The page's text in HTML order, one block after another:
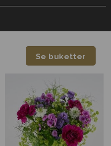
Se buketter